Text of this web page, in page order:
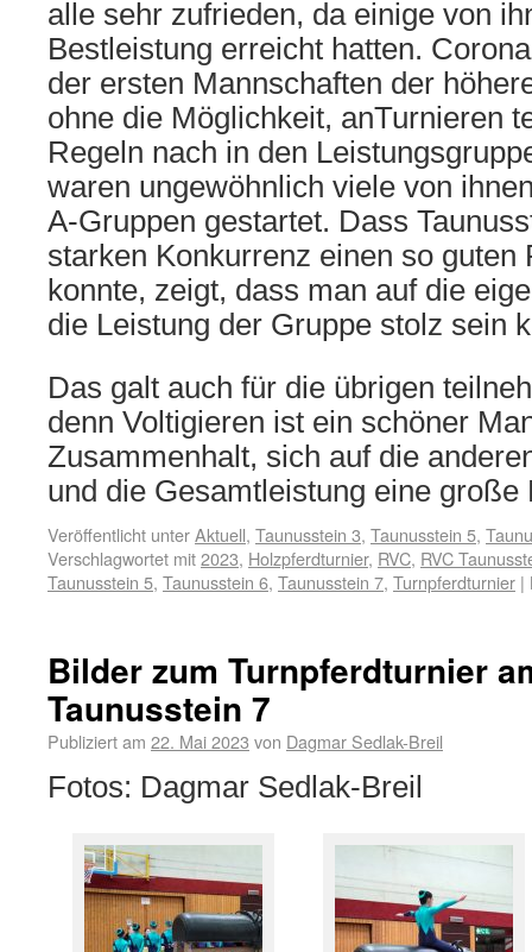
alle sehr zufrieden, da einige von
Bestleistung erreicht hatten.
der ersten Mannschaften der
ohne die Möglichkeit, anTurnieren
Regeln nach in den
waren ungewöhnlich viele von
A-Gruppen gestartet. Dass
starken Konkurrenz einen so guten
konnte, zeigt, dass man auf die
die Leistung der Gruppe stolz sein
Das galt auch für die übrigen
denn Voltigieren ist ein schöner
Zusammenhalt, sich auf die
und die Gesamtleistung eine große
Veröffentlicht unterAktuell, Taunusstein 3, Taunusstein 5,
Verschlagwortet mit2023, Holzpferdturnier, RVC, RVC
Taunusstein 5, Taunusstein 6, Taunusstein 7, Turnpferdturnier |
Bilder zum Turnpferdturnier
Taunusstein 7
Publiziert am 22. Mai 2023 von Dagmar Sedlak-Breil
Fotos: Dagmar Sedlak-Breil